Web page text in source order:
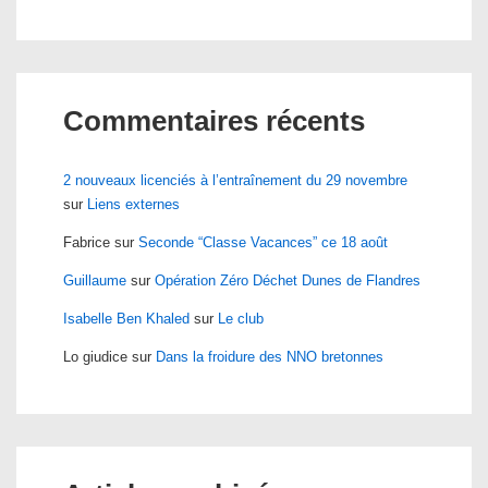
Commentaires récents
2 nouveaux licenciés à l’entraînement du 29 novembre
sur Liens externes
Fabrice sur Seconde “Classe Vacances” ce 18 août
Guillaume sur Opération Zéro Déchet Dunes de Flandres
Isabelle Ben Khaled sur Le club
Lo giudice sur Dans la froidure des NNO bretonnes